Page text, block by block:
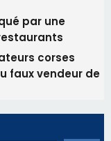
par une
corses
faux vendeur de